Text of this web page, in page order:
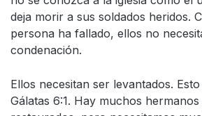
deja morir a sus soldados heridos.
persona ha fallado, ellos no
condenación.
Ellos necesitan ser levantados.
Gálatas 6:1. Hay muchos